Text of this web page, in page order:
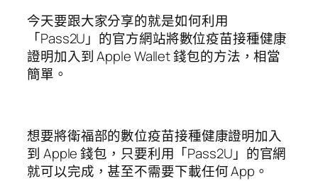
今天要跟大家分享的就是如何利用
「Pass2U」的官方網站將數位疫苗接種健康
證明加入到 Apple Wallet 錢包的方法，相當
簡單。
想要將衛福部的數位疫苗接種健康證明加入
到 Apple 錢包，只要利用「Pass2U」的官網
就可以完成，甚至不需要下載任何 App。